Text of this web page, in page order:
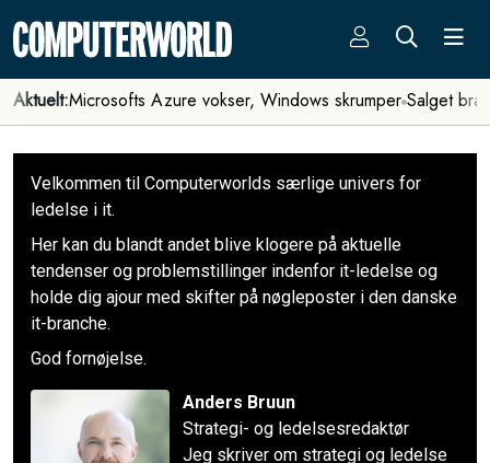
Aktuelt:Microsofts Azure vokser, Windows skrumper Salget
Velkommen til Computerworlds særlige univers for
ledelse i it.
Her kan du blandt andet blive klogere på aktuelle
tendenser og problemstillinger indenfor it-ledelse og
holde dig ajour med skifter på nøgleposter i den danske
it-branche.
God fornøjelse.
Anders Bruun
Strategi- og ledelsesredaktør
Jeg skriver om strategi og ledelse